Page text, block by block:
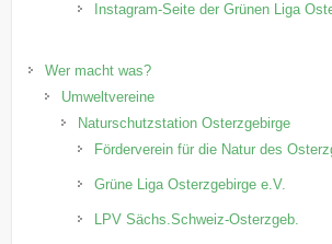
Instagram-Seite der Grünen Liga
Wer macht was?
Umweltvereine
Naturschutzstation Osterzgebirge
Förderverein für die Natur des
Grüne Liga Osterzgebirge e.V.
LPV Sächs.Schweiz-Osterzgeb.